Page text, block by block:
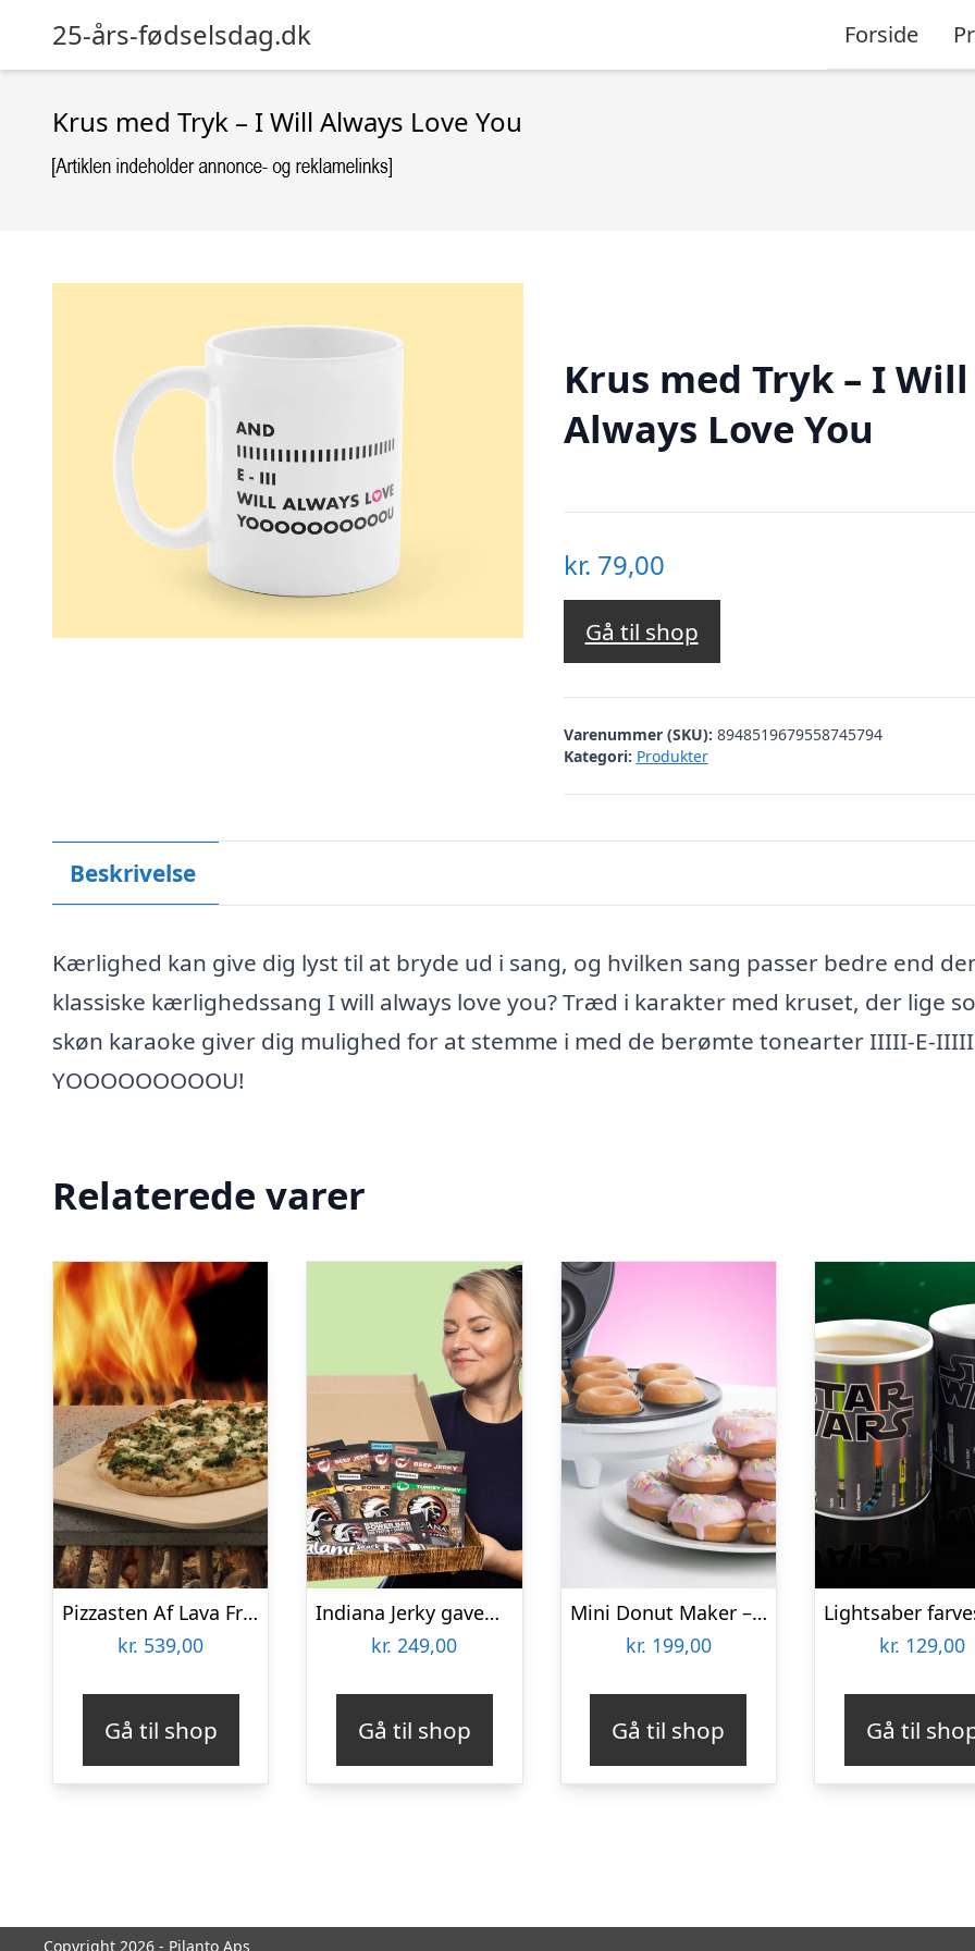
25-års-fødselsdag.dk Forside
Krus med Tryk – I Will Always Love You
Krus med Tryk – I Will
Always Love You
kr. 79,00
Gå til shop
Varenummer (SKU): 8948519679558745794
Kategori: Produkter
Beskrivelse
Kærlighed kan give dig lyst til at bryde ud i sang, og hvilken sang passer bedre end
klassiske kærlighedssang I will always love you? Træd i karakter med kruset, der lige
skøn karaoke giver dig mulighed for at stemme i med de berømte tonearter IIIII-E-
YOOOOOOOOOU!
Relaterede varer
Pizzasten Af Lava Fra Etna
kr. 539,00
Gå til shop
Indiana Jerky gaveæske
kr. 249,00
Gå til shop
Mini Donut Maker – KitchPro
kr. 199,00
Gå til shop
kr. 129,00
Gå til
Copyright 2026 - Pilanto Aps